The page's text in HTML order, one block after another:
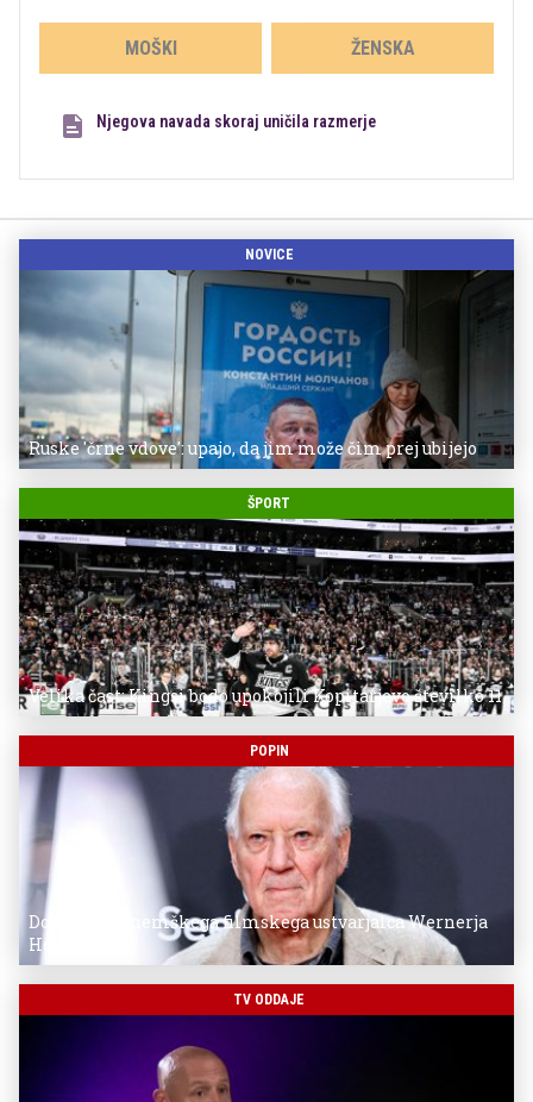
MOŠKI ŽENSKA
Njegova navada skoraj uničila razmerje
NOVICE
Ruske 'črne vdove': upajo, da jim može čim prej ubijejo
ŠPORT
Velika čast: Kingsi bodo upokojili Kopitarjevo številko 11
POPIN
Donostia za nemškega filmskega ustvarjalca Wernerja
Herzoga
TV ODDAJE